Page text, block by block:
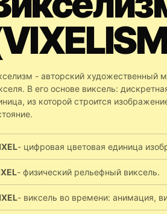
- авторский художественный
В его основе виксель:
из которой строится
- цифровая цветовая единица
- физический рельефный виксель.
- виксель во времени: анимация,